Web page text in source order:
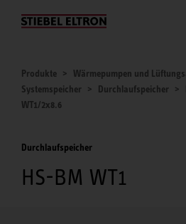
Unternehmen
Produkte
Wärmepumpen und
Systemspeicher
Durchlaufspeicher
WT1/2x8.6
Durchlaufspeicher
HS-BM WT1